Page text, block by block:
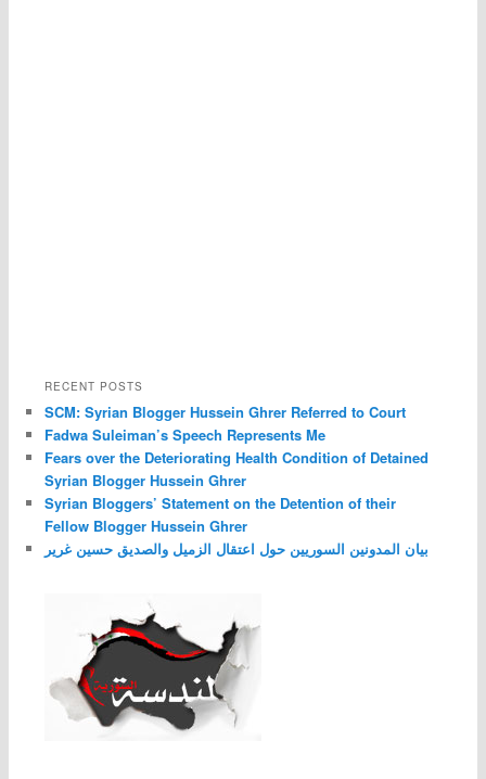
RECENT POSTS
SCM: Syrian Blogger Hussein Ghrer Referred to Court
Fadwa Suleiman’s Speech Represents Me
Fears over the Deteriorating Health Condition of Detained
Syrian Blogger Hussein Ghrer
Syrian Bloggers’ Statement on the Detention of their
Fellow Blogger Hussein Ghrer
بيان المدونين السوريين حول اعتقال الزميل والصديق حسين غرير